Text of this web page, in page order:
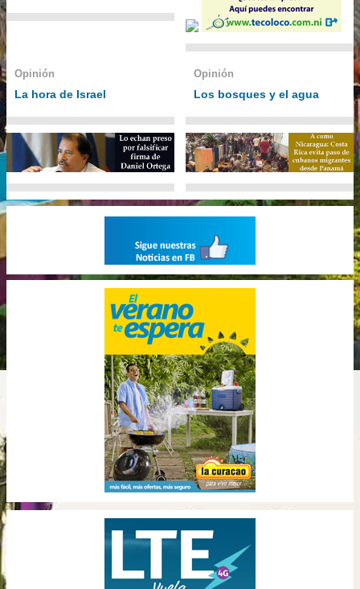
Opinión
La hora de Israel
Opinión
Los bosques y el agua